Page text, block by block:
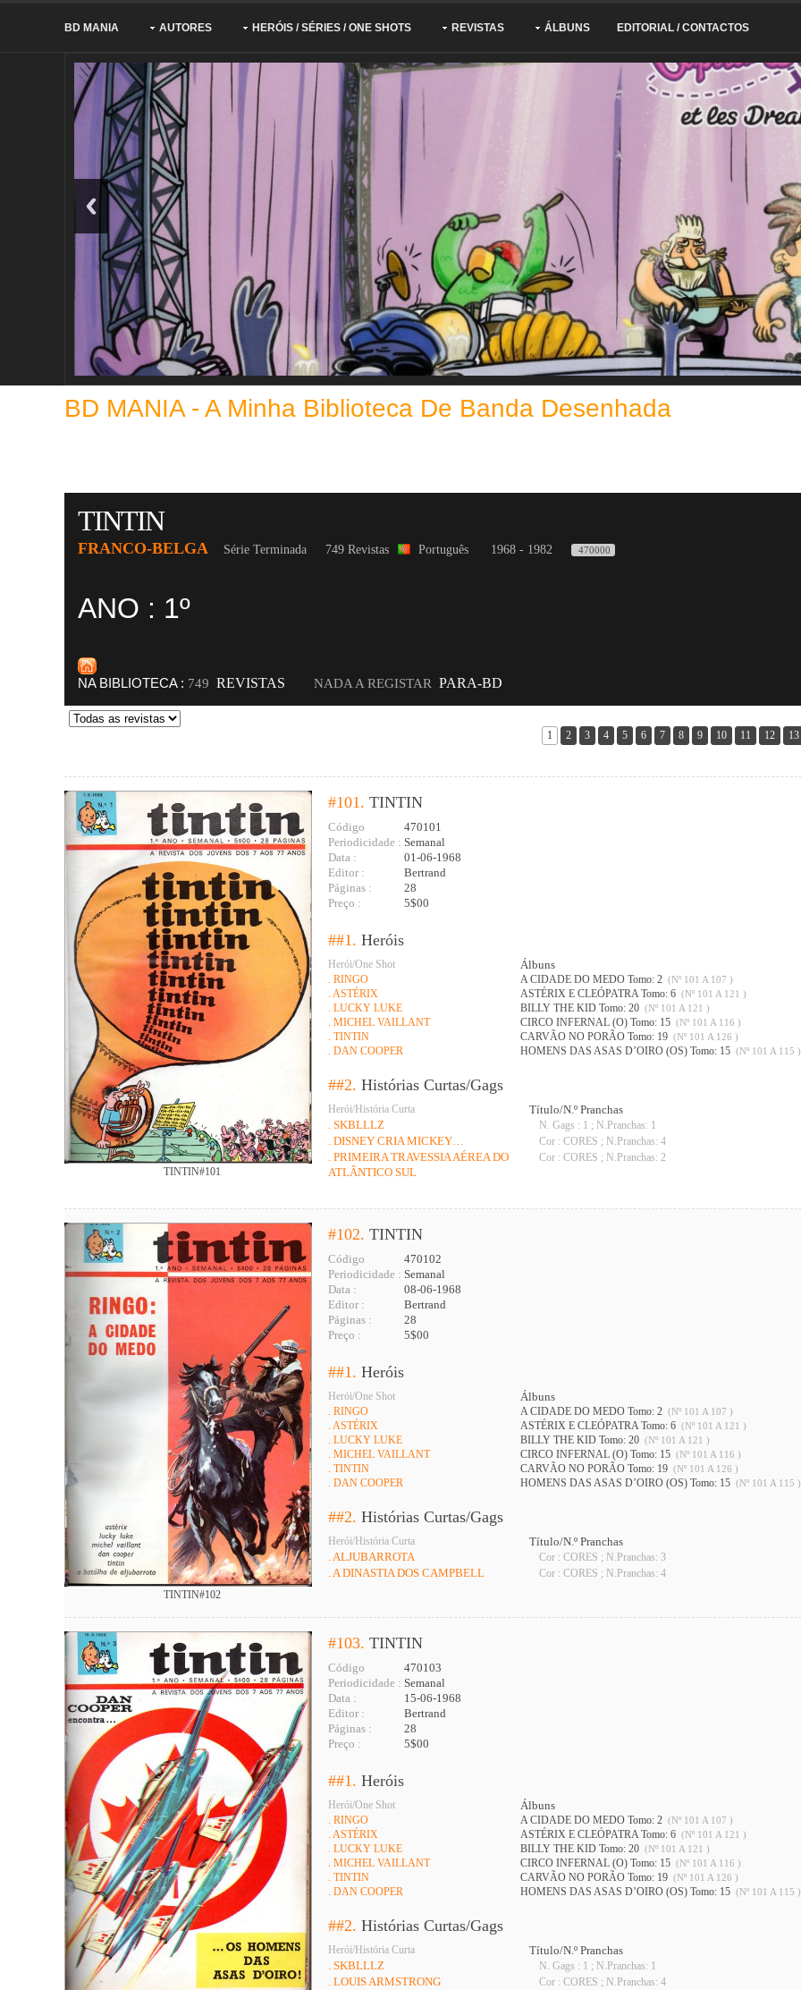
BD MANIA AUTORES HERÓIS / SÉRIES / ONE SHOTS REVISTAS ÁLBUNS EDITORIAL / CONTACTOS
BD MANIA - A Minha Biblioteca De Banda Desenhada
TINTIN
FRANCO-BELGA Série Terminada 749 Revistas Português 1968 - 1982 470000
ANO : 1º
NA BIBLIOTECA : 749 REVISTAS NADA A REGISTAR PARA-BD
1 2 3 4 5 6 7 8 9 10 11 12 13
TINTIN#101
#101. TINTIN
Código
470101
Periodicidade : Semanal
Data :
01-06-1968
Editor :
Bertrand
Páginas :
28
Preço :
5$00
##1. Heróis
Herói/One Shot Álbuns
. RINGO A CIDADE DO MEDO Tomo: 2 (Nº 101 A 107 )
. ASTÉRIX ASTÉRIX E CLEÓPATRA Tomo: 6 (Nº 101 A 121 )
. LUCKY LUKE BILLY THE KID Tomo: 20 (Nº 101 A 121 )
. MICHEL VAILLANT CIRCO INFERNAL (O) Tomo: 15 (Nº 101 A 116 )
. TINTIN CARVÃO NO PORÃO Tomo: 19 (Nº 101 A 126 )
. DAN COOPER HOMENS DAS ASAS D’OIRO (OS) Tomo: 15 (Nº 101 A 115 )
##2. Histórias Curtas/Gags
Herói/História Curta
Título/N.º Pranchas
. SKBLLLZ
N. Gags : 1 ; N.Pranchas: 1
. DISNEY CRIA MICKEY… Cor : CORES ; N.Pranchas: 4
. PRIMEIRA TRAVESSIA AÉREA DO
ATLÂNTICO SUL
Cor : CORES ; N.Pranchas: 2
TINTIN#102
#102. TINTIN
Código
470102
Periodicidade : Semanal
Data :
08-06-1968
Editor :
Bertrand
Páginas :
28
Preço :
5$00
##1. Heróis
Herói/One Shot Álbuns
. RINGO A CIDADE DO MEDO Tomo: 2 (Nº 101 A 107 )
. ASTÉRIX ASTÉRIX E CLEÓPATRA Tomo: 6 (Nº 101 A 121 )
. LUCKY LUKE BILLY THE KID Tomo: 20 (Nº 101 A 121 )
. MICHEL VAILLANT CIRCO INFERNAL (O) Tomo: 15 (Nº 101 A 116 )
. TINTIN CARVÃO NO PORÃO Tomo: 19 (Nº 101 A 126 )
. DAN COOPER HOMENS DAS ASAS D’OIRO (OS) Tomo: 15 (Nº 101 A 115 )
##2. Histórias Curtas/Gags
Herói/História Curta
Título/N.º Pranchas
. ALJUBARROTA
Cor : CORES ; N.Pranchas: 3
. A DINASTIA DOS CAMPBELL Cor : CORES ; N.Pranchas: 4
#103. TINTIN
Código
470103
Periodicidade : Semanal
Data :
15-06-1968
Editor :
Bertrand
Páginas :
28
Preço :
5$00
##1. Heróis
Herói/One Shot Álbuns
. RINGO A CIDADE DO MEDO Tomo: 2 (Nº 101 A 107 )
. ASTÉRIX ASTÉRIX E CLEÓPATRA Tomo: 6 (Nº 101 A 121 )
. LUCKY LUKE BILLY THE KID Tomo: 20 (Nº 101 A 121 )
. MICHEL VAILLANT CIRCO INFERNAL (O) Tomo: 15 (Nº 101 A 116 )
. TINTIN CARVÃO NO PORÃO Tomo: 19 (Nº 101 A 126 )
. DAN COOPER HOMENS DAS ASAS D’OIRO (OS) Tomo: 15 (Nº 101 A 115 )
##2. Histórias Curtas/Gags
Herói/História Curta
Título/N.º Pranchas
. SKBLLLZ
N. Gags : 1 ; N.Pranchas: 1
. LOUIS ARMSTRONG Cor : CORES ; N.Pranchas: 4